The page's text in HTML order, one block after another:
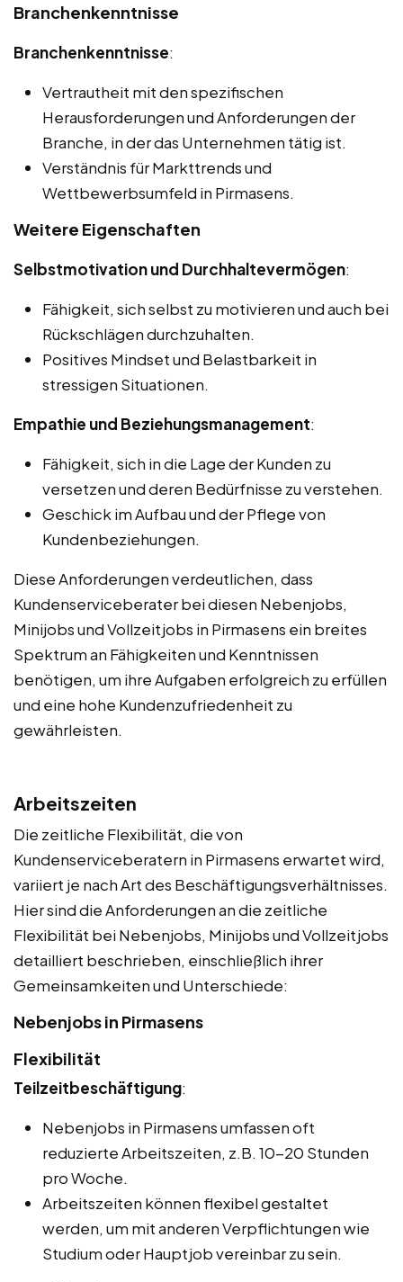
Branchenkenntnisse
Branchenkenntnisse:
Vertrautheit mit den spezifischen
Herausforderungen und Anforderungen der
Branche, in der das Unternehmen tätig ist.
Verständnis für Markttrends und
Wettbewerbsumfeld in Pirmasens.
Weitere Eigenschaften
Selbstmotivation und Durchhaltevermögen:
Fähigkeit, sich selbst zu motivieren und auch bei
Rückschlägen durchzuhalten.
Positives Mindset und Belastbarkeit in
stressigen Situationen.
Empathie und Beziehungsmanagement:
Fähigkeit, sich in die Lage der Kunden zu
versetzen und deren Bedürfnisse zu verstehen.
Geschick im Aufbau und der Pflege von
Kundenbeziehungen.
Diese Anforderungen verdeutlichen, dass
Kundenserviceberater bei diesen Nebenjobs,
Minijobs und Vollzeitjobs in Pirmasens ein breites
Spektrum an Fähigkeiten und Kenntnissen
benötigen, um ihre Aufgaben erfolgreich zu erfüllen
und eine hohe Kundenzufriedenheit zu
gewährleisten.
Arbeitszeiten
Die zeitliche Flexibilität, die von
Kundenserviceberatern in Pirmasens erwartet wird,
variiert je nach Art des Beschäftigungsverhältnisses.
Hier sind die Anforderungen an die zeitliche
Flexibilität bei Nebenjobs, Minijobs und Vollzeitjobs
detailliert beschrieben, einschließlich ihrer
Gemeinsamkeiten und Unterschiede:
Nebenjobs in Pirmasens
Flexibilität
Teilzeitbeschäftigung:
Nebenjobs in Pirmasens umfassen oft
reduzierte Arbeitszeiten, z.B. 10-20 Stunden
pro Woche.
Arbeitszeiten können flexibel gestaltet
werden, um mit anderen Verpflichtungen wie
Studium oder Hauptjob vereinbar zu sein.